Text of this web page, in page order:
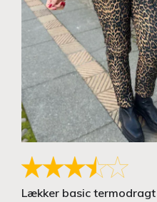
Lækker basic termodragt